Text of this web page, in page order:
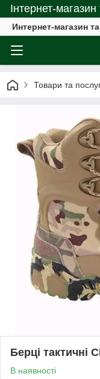
Інтернет-
Интернет-магазин
Товари та
Берці тактичні
В наявності